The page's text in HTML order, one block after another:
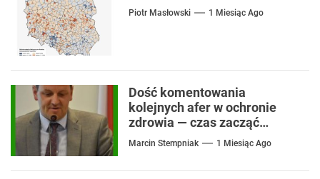
Piotr Masłowski 1 Miesiąc Ago
Dość komentowania
kolejnych afer w ochronie
zdrowia — czas zacząć
mówić o rozwiązaniach
Marcin Stempniak 1 Miesiąc Ago